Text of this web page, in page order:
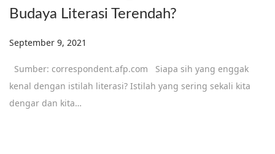
Budaya Literasi Terendah?
Posted on
September 9, 2021
Sumber: correspondent.afp.com Siapa sih yang enggak
kenal dengan istilah literasi? Istilah yang sering sekali kita
dengar dan kita…